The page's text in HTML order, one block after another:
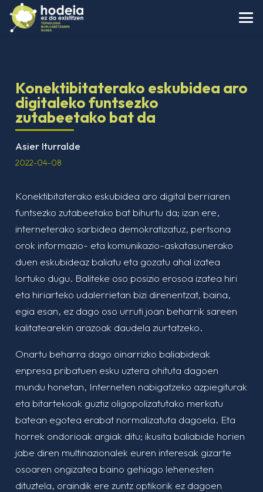
Konektibitaterako eskubidea aro
digitaleko funtsezko
zutabeetako bat da
Asier Iturralde
2022-04-08
Konektibitaterako eskubidea aro digital berriaren
funtsezko zutabeetako bat bihurtu da; izan ere,
interneterako sarbidea demokratizatuz, pertsona
orok informazio- eta komunikazio-askatasunerako
duen eskubideaz baliatu eta gozatu ahal izatea
lortuko dugu. Baliteke oso posizio erosoa izatea hiri
eta hiriarteko udalerrietan bizi direnentzat, baina,
egia esan, ez dago oso urruti joan beharrik sareen
kalitatearekin arazoak daudela ziurtatzeko.
Onartu beharra dago oinarrizko baliabideak
enpresa pribatuen esku uztera ohituta dagoen
mundu honetan, Interneten nabigatzeko azpiegiturak
eta bitartekoak guztiz oligopolizatutako merkatu
batean egotea erabat normalizatuta dagoela. Eta
horrek ondorioak argiak ditu; ikusita baliabide horien
jabe diren multinazionalek euren interesak gizarte
osoaren ongizatea baino gehiago lehenesten
dituztela, oraindik ere zuntz optikorik ez dagoen